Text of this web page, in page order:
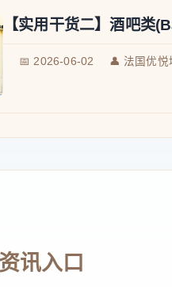
【实用干货二】酒吧类
📅 2026-06-02 👤 法国优悦
讯入口